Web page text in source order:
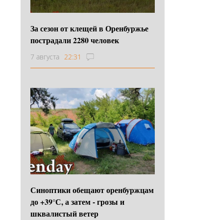
За сезон от клещей в Оренбуржье
пострадали 2280 человек
7 августа 22:31
Синоптики обещают оренбуржцам
до +39°С, а затем - грозы и
шквалистый ветер